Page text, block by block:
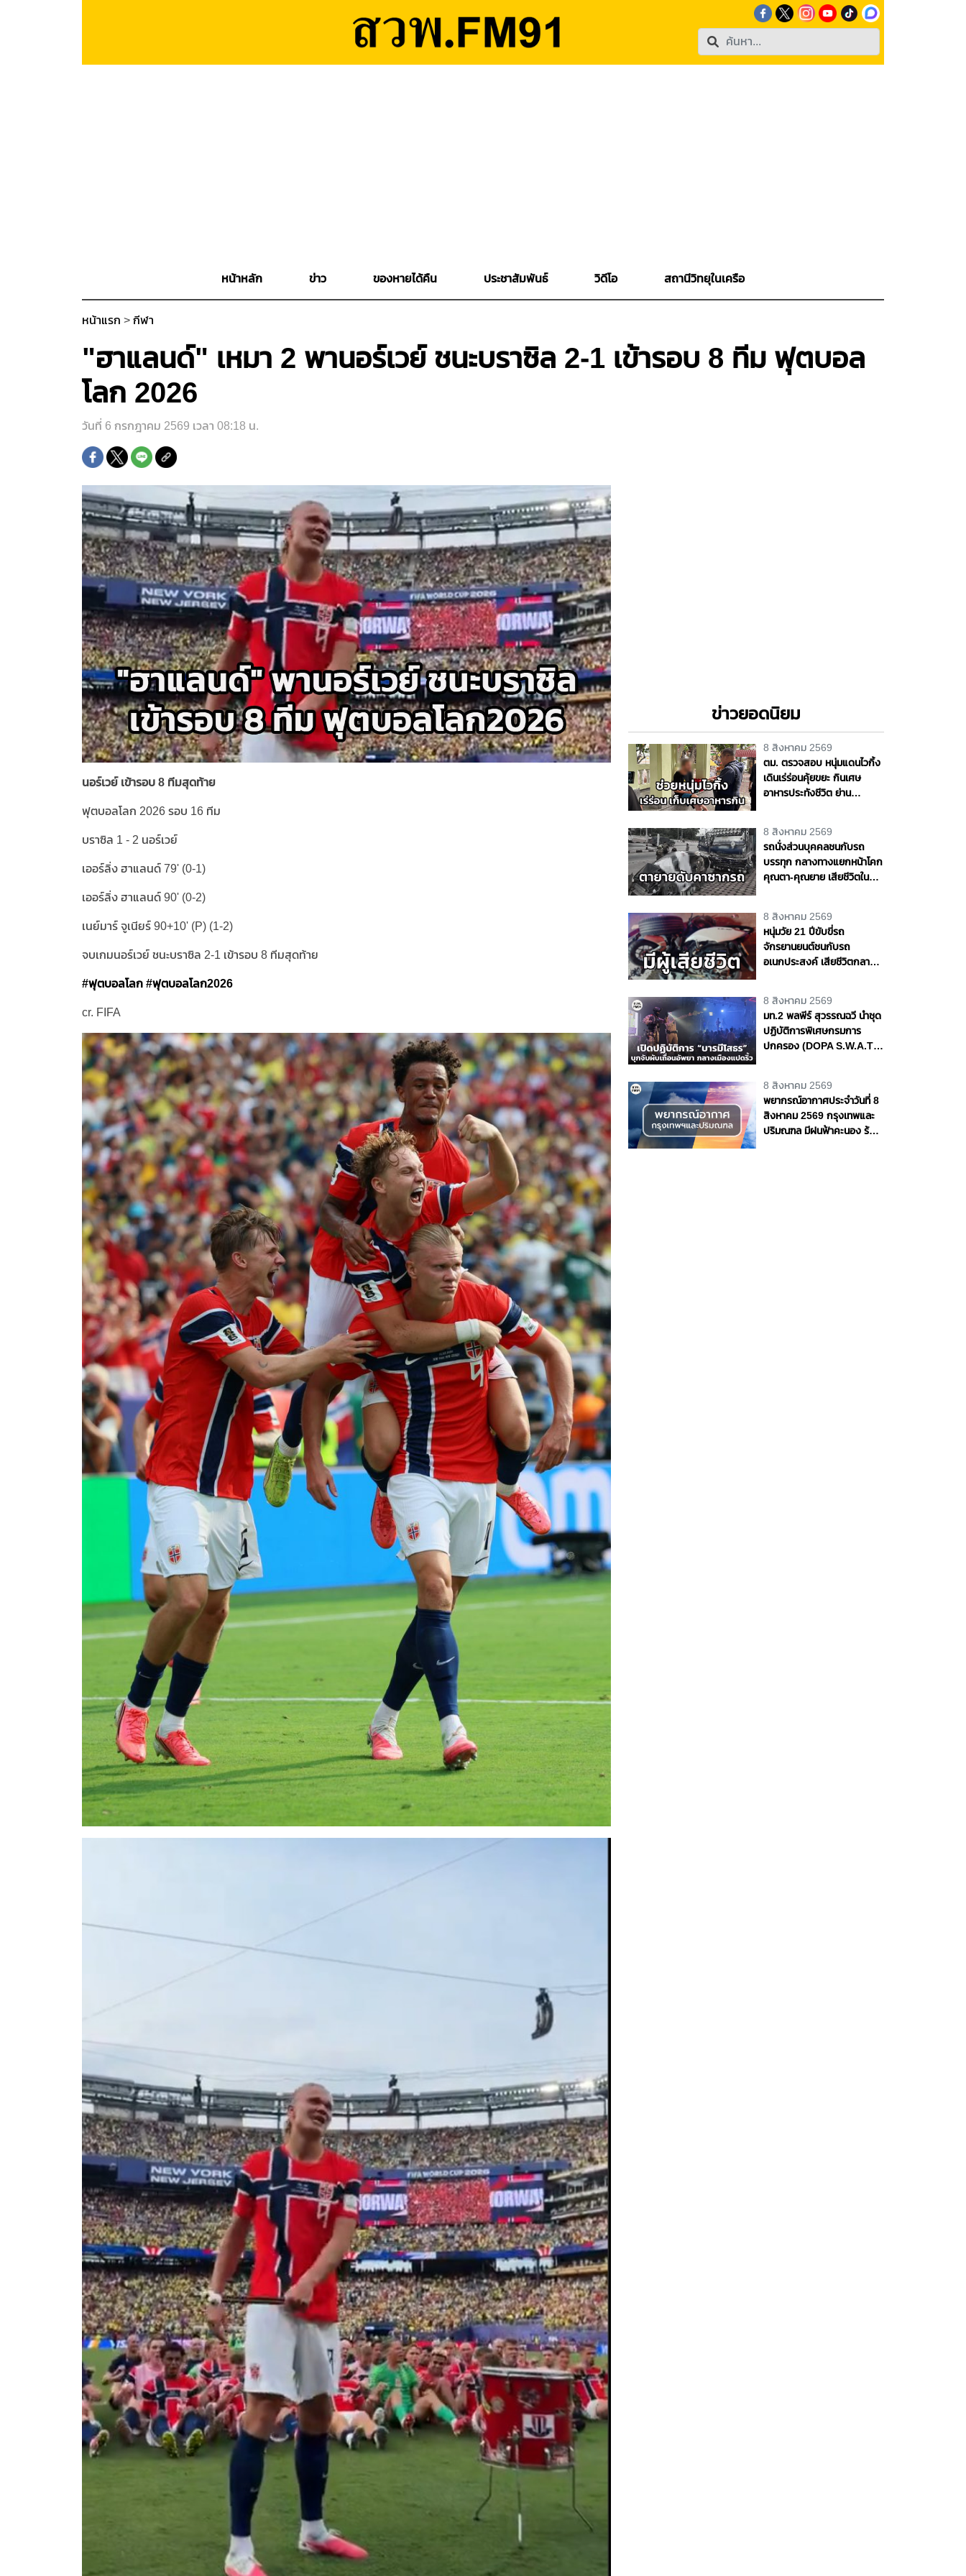
หน้าหลัก ข่าว ของหายได้คืน ประชาสัมพันธ์ วิดีโอ สถานีวิทยุในเครือ
หน้าแรก > กีฬา
"ฮาแลนด์" เหมา 2 พานอร์เวย์ ชนะบราซิล 2-1 เข้ารอบ 8 ทีม ฟุตบอล
โลก 2026
วันที่ 6 กรกฎาคม 2569 เวลา 08:18 น.
นอร์เวย์ เข้ารอบ 8 ทีมสุดท้าย
ฟุตบอลโลก 2026 รอบ 16 ทีม
บราซิล 1 - 2 นอร์เวย์
เออร์ลิ่ง ฮาแลนด์ 79' (0-1)
เออร์ลิ่ง ฮาแลนด์ 90' (0-2)
เนย์มาร์ จูเนียร์ 90+10' (P) (1-2)
จบเกมนอร์เวย์ ชนะบราซิล 2-1 เข้ารอบ 8 ทีมสุดท้าย
#ฟุตบอลโลก #ฟุตบอลโลก2026
cr. FIFA
ข่าวยอดนิยม
8 สิงหาคม 2569
ตม. ตรวจสอบ หนุ่มแดนไวกิ้ง
เดินเร่ร่อนคุ้ยขยะ กินเศษ
อาหารประทังชีวิต ย่าน
บ้านช่วยเหลือ จ.นนทบุรี
8 สิงหาคม 2569
รถนั่งส่วนบุคคลชนกับรถ
บรรทุก กลางทางแยกหน้าโคก
คุณตา-คุณยาย เสียชีวิตใน
8 สิงหาคม 2569
หนุ่มวัย 21 ปีขับขี่รถ
จักรยานยนต์ชนกับรถ
อเนกประสงค์ เสียชีวิตกลาง
8 สิงหาคม 2569
มท.2 พลพีร์ สุวรรณฉวี นำชุด
ปฏิบัติการพิเศษกรมการ
ปกครอง (DOPA S.W.A.T.)
เมืองแปดริ้ว เปิดถึงเช้า ไร้ใบ
อนุญาต
8 สิงหาคม 2569
พยากรณ์อากาศประจำวันที่ 8
สิงหาคม 2569 กรุงเทพและ
ปริมณฑล มีฝนฟ้าคะนอง ร้อย